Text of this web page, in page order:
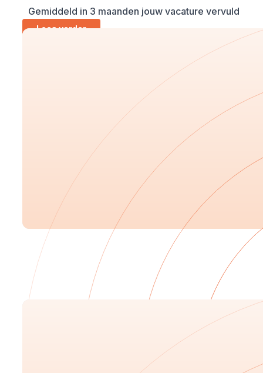
Gemiddeld in 3 maanden jouw vacature vervuld
Lees verder